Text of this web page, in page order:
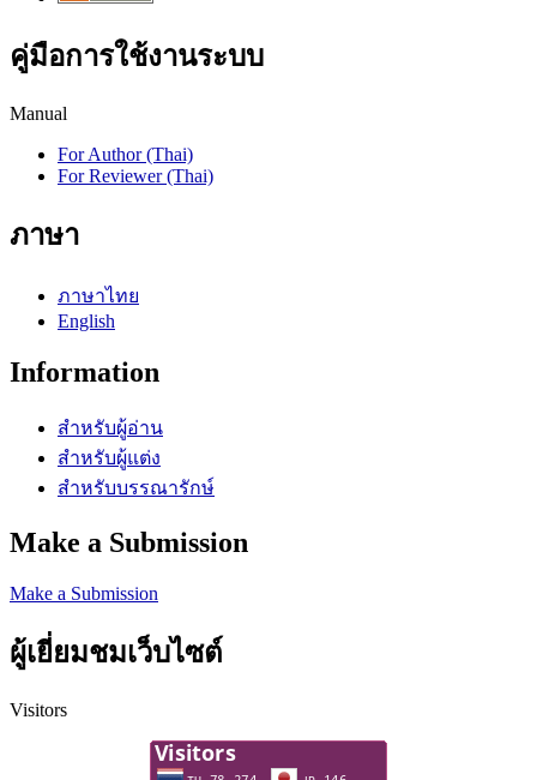
คู่มือการใช้งานระบบ
Manual
For Author (Thai)
For Reviewer (Thai)
ภาษา
ภาษาไทย
English
Information
สำหรับผู้อ่าน
สำหรับผู้แต่ง
สำหรับบรรณารักษ์
Make a Submission
Make a Submission
ผู้เยี่ยมชมเว็บไซต์
Visitors